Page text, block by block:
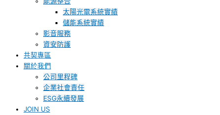
太陽光電系統實績
儲能系統實績
影音服務
資安防護
共契專區
關於我們
公司里程碑
企業社會責任
ESG永續發展
JOIN US